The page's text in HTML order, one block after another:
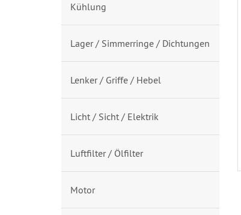
Kühlung
Lager / Simmerringe / Dichtungen
Lenker / Griffe / Hebel
Licht / Sicht / Elektrik
Luftfilter / Ölfilter
Motor